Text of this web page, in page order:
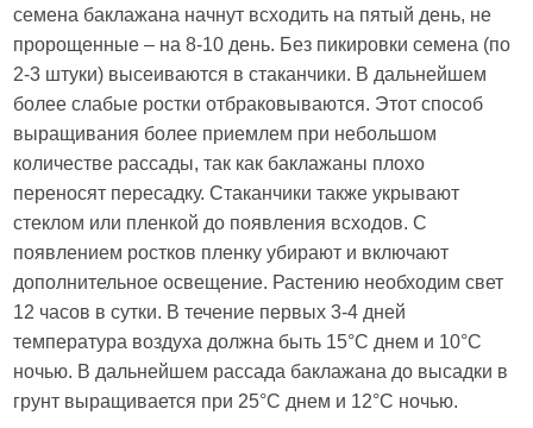
семена баклажана начнут всходить на пятый день, не
пророщенные – на 8-10 день. Без пикировки семена (по
2-3 штуки) высеиваются в стаканчики. В дальнейшем
более слабые ростки отбраковываются. Этот способ
выращивания более приемлем при небольшом
количестве рассады, так как баклажаны плохо
переносят пересадку. Стаканчики также укрывают
стеклом или пленкой до появления всходов. С
появлением ростков пленку убирают и включают
дополнительное освещение. Растению необходим свет
12 часов в сутки. В течение первых 3-4 дней
температура воздуха должна быть 15°С днем и 10°С
ночью. В дальнейшем рассада баклажана до высадки в
грунт выращивается при 25°С днем и 12°С ночью.